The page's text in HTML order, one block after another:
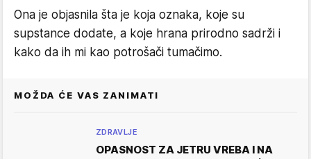
Ona je objasnila šta je koja oznaka, koje su
supstance dodate, a koje hrana prirodno sadrži i
kako da ih mi kao potrošači tumačimo.
MOŽDA ĆE VAS ZANIMATI
ZDRAVLJE
OPASNOST ZA JETRU VREBA I NA